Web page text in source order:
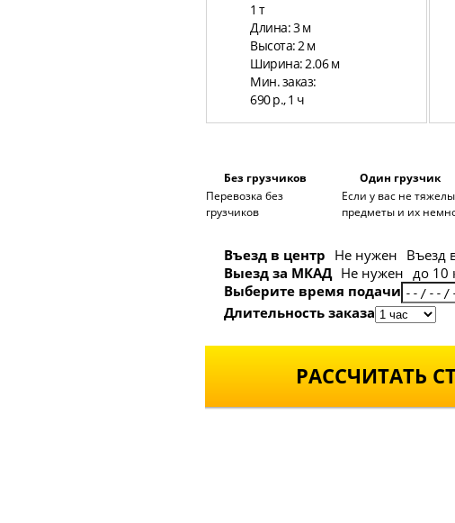
1 т
Длина: 3 м
Высота: 2 м
Ширина: 2.06 м
Мин. заказ:
690 р., 1 ч
Без грузчиков
Перевозка без
грузчиков
Один грузчик
Если у вас не
предметы и их
Въезд в центр Не нужен Въезд
Выезд за МКАД Не нужен до 10
Выберите время подачи
Длительность заказа
РАССЧИТАТЬ